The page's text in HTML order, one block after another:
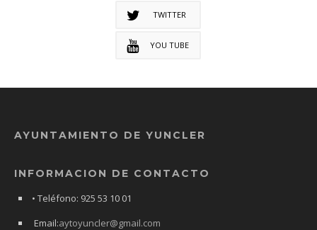
TWITTER
YOU TUBE
AYUNTAMIENTO DE YUNCLER
INFORMACION DE CONTACTO
• Teléfono: 925 53 10 01
Email:aytoyuncler@gmail.com